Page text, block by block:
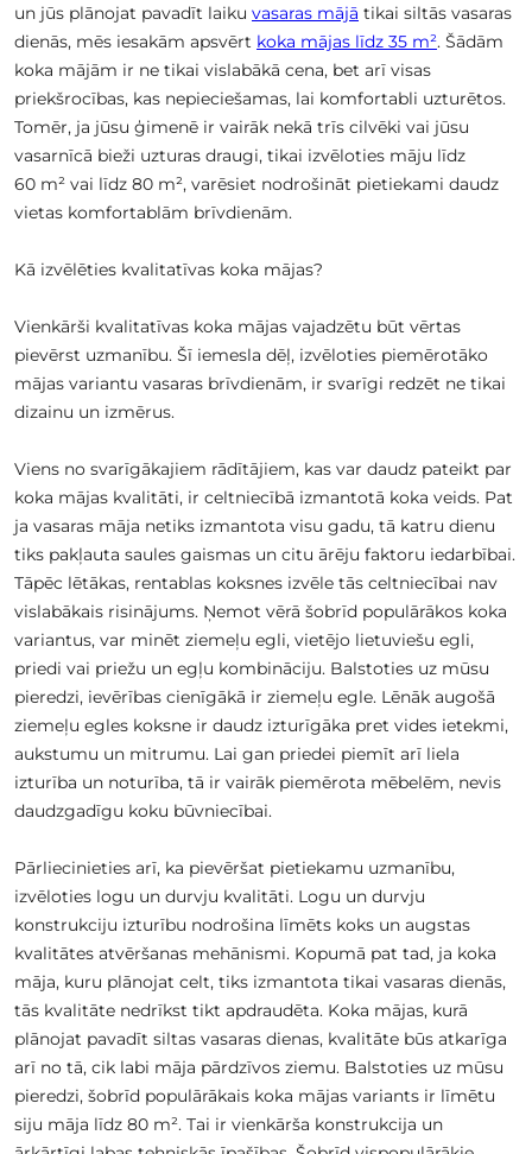
un jūs plānojat pavadīt laiku vasaras mājā tikai siltās vasaras
dienās, mēs iesakām apsvērt koka mājas līdz 35 m². Šādām
koka mājām ir ne tikai vislabākā cena, bet arī visas
priekšrocības, kas nepieciešamas, lai komfortabli uzturētos.
Tomēr, ja jūsu ģimenē ir vairāk nekā trīs cilvēki vai jūsu
vasarnīcā bieži uzturas draugi, tikai izvēloties māju līdz
60 m² vai līdz 80 m², varēsiet nodrošināt pietiekami daudz
vietas komfortablām brīvdienām.
Kā izvēlēties kvalitatīvas koka mājas?
Vienkārši kvalitatīvas koka mājas vajadzētu būt vērtas
pievērst uzmanību. Šī iemesla dēļ, izvēloties piemērotāko
mājas variantu vasaras brīvdienām, ir svarīgi redzēt ne tikai
dizainu un izmērus.
Viens no svarīgākajiem rādītājiem, kas var daudz pateikt par
koka mājas kvalitāti, ir celtniecībā izmantotā koka veids. Pat
ja vasaras māja netiks izmantota visu gadu, tā katru dienu
tiks pakļauta saules gaismas un citu ārēju faktoru iedarbībai.
Tāpēc lētākas, rentablas koksnes izvēle tās celtniecībai nav
vislabākais risinājums. Ņemot vērā šobrīd populārākos koka
variantus, var minēt ziemeļu egli, vietējo lietuviešu egli,
priedi vai priežu un egļu kombināciju. Balstoties uz mūsu
pieredzi, ievērības cienīgākā ir ziemeļu egle. Lēnāk augošā
ziemeļu egles koksne ir daudz izturīgāka pret vides ietekmi,
aukstumu un mitrumu. Lai gan priedei piemīt arī liela
izturība un noturība, tā ir vairāk piemērota mēbelēm, nevis
daudzgadīgu koku būvniecībai.
Pārliecinieties arī, ka pievēršat pietiekamu uzmanību,
izvēloties logu un durvju kvalitāti. Logu un durvju
konstrukciju izturību nodrošina līmēts koks un augstas
kvalitātes atvēršanas mehānismi. Kopumā pat tad, ja koka
māja, kuru plānojat celt, tiks izmantota tikai vasaras dienās,
tās kvalitāte nedrīkst tikt apdraudēta. Koka mājas, kurā
plānojat pavadīt siltas vasaras dienas, kvalitāte būs atkarīga
arī no tā, cik labi māja pārdzīvos ziemu. Balstoties uz mūsu
pieredzi, šobrīd populārākais koka mājas variants ir līmētu
siju māja līdz 80 m². Tai ir vienkārša konstrukcija un